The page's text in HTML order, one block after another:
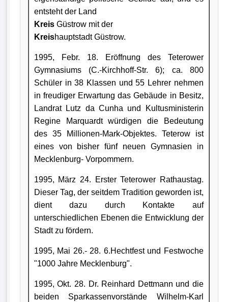
entsteht der Land
KreisGüstrow mit der
Kreishauptstadt Güstrow.
1995, Febr. 18. Eröffnung des Teterower
Gymnasiums (C.-Kirchhoff-Str. 6); ca. 800
Schüler in 38 Klassen und 55 Lehrer nehmen
in freudiger Erwartung das Gebäude in Besitz,
Landrat Lutz da Cunha und Kultusministerin
Regine Marquardt würdigen die Bedeutung
des 35 Millionen-Mark-Objektes. Teterow ist
eines von bisher fünf neuen Gymnasien in
Mecklenburg- Vorpommern.
1995, März 24. Erster Teterower Rathaustag.
Dieser Tag, der seitdem Tradition geworden ist,
dient dazu durch Kontakte auf
unterschiedlichen Ebenen die Entwicklung der
Stadt zu fördern.
1995, Mai 26.- 28. 6.Hechtfest und Festwoche
"1000 Jahre Mecklenburg".
1995, Okt. 28. Dr. Reinhard Dettmann und die
beiden Sparkassenvorstände Wilhelm-Karl